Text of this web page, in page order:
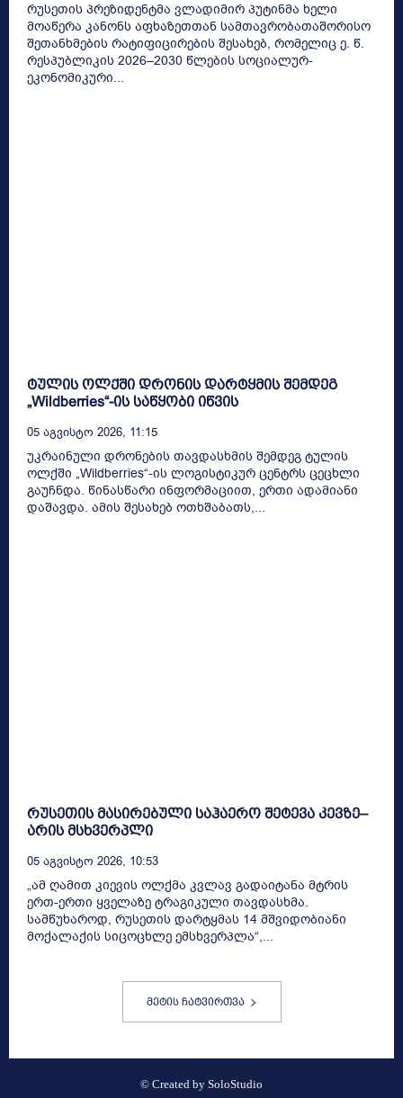
რუსეთის პრეზიდენტმა ვლადიმირ პუტინმა ხელი
მოაწერა კანონს აფხაზეთთან სამთავრობათაშორისო
შეთანხმების რატიფიცირების შესახებ, რომელიც ე. წ.
რესპუბლიკის 2026–2030 წლების სოციალურ-
ეკონომიკური...
ტულის ოლქში დრონის დარტყმის შემდეგ
„Wildberries“-ის საწყობი იწვის
05 Აგვისტო 2026, 11:15
უკრაინული დრონების თავდასხმის შემდეგ ტულის
ოლქში „Wildberries“-ის ლოგისტიკურ ცენტრს ცეცხლი
გაუჩნდა. წინასწარი ინფორმაციით, ერთი ადამიანი
დაშავდა. ამის შესახებ ოთხშაბათს,...
რუსეთის მასირებული საჰაერო შეტევა კევზე–
არის მსხვერპლი
05 Აგვისტო 2026, 10:53
„ამ ღამით კიევის ოლქმა კვლავ გადაიტანა მტრის
ერთ-ერთი ყველაზე ტრაგიკული თავდასხმა.
სამწუხაროდ, რუსეთის დარტყმას 14 მშვიდობიანი
მოქალაქის სიცოცხლე ემსხვერპლა“,...
მეტის ჩატვირთვა
© Created by SoloStudio